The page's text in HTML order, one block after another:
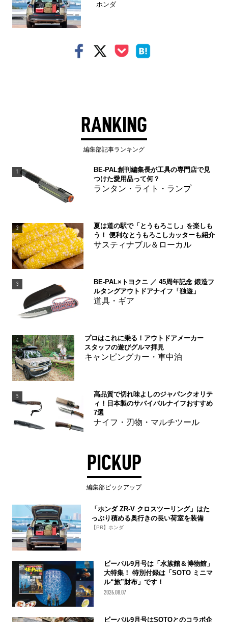
ホンダ
RANKING
編集部記事ランキング
1
BE-PAL創刊編集長が工具の専門店で見
つけた愛用品って何？
ランタン・ライト・ランプ
2
夏は道の駅で「とうもろこし」を楽しも
う！ 便利なとうもろこしカッターも紹介
サスティナブル＆ローカル
3
BE-PAL×トヨクニ ／ 45周年記念 鍛造フ
ルタングアウトドアナイフ「独遊」
道具・ギア
4
プロはこれに乗る！アウトドアメーカー
スタッフの遊びグルマ拝見
キャンピングカー・車中泊
5
高品質で切れ味よしのジャパンクオリテ
ィ！日本製のサバイバルナイフおすすめ
7選
ナイフ・刃物・マルチツール
PICKUP
編集部ピックアップ
「ホンダ ZR-V クロスツーリング」はた
っぷり積める奥行きの長い荷室を装備
【PR】ホンダ
ビーパル9月号は「水族館＆博物館」
大特集！ 特別付録は「SOTO ミニマ
ル“旅”財布」です！
2026.08.07
ビーパル9月号はSOTOとのコラボ企